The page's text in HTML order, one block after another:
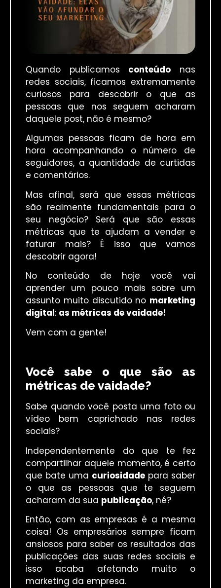
Quando publicamos conteúdo nas
redes sociais, ficamos extremamente
curiosos para descobrir o que as
pessoas que nos seguem acharam
daquele post, não é mesmo?
Algumas pessoas ficam de hora em
hora acompanhando o número de
seguidores, a quantidade de curtidas
e comentários.
Mas afinal, será que essas métricas
são realmente fundamentais para o
seu negócio? Será que são essas
métricas que te ajudam a vender e
faturar mais? É isso que vamos
descobrir agora!
No conteúdo de hoje você vai
aprender um pouco mais sobre um
assunto muito discutido no marketing
digital: as métricas de vaidade!
Vem com a gente!
Você sabe o que são as
métricas de vaidade?
Sabe quando você posta uma foto ou
vídeo bem caprichado nas redes
sociais?
Independentemente do que te fez
compartilhar aquele momento, é certo
que bate uma curiosidade para saber
o que as pessoas que te seguem
acharam da sua publicação, né?
Então, com as empresas é a mesma
coisa! Os empresários sempre ficam
ansiosos para saber os resultados das
publicações das suas redes sociais e
isso acaba afetando muito o
marketing da empresa.